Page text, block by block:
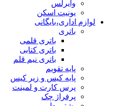
وایرلس
یونیت اسکن
لوازم اداری،بایگانی
باتری
باتری قلمی
باتری کتابی
باتری نیم قلم
پایه تقویم
پایه کیس و زیر کیس
پرس کارت و لمینت
پرفراژ چک